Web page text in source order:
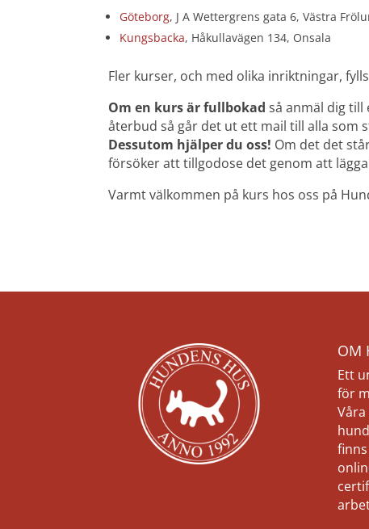
Göteborg, J A Wettergrens gata 6, Västra
Kungsbacka, Håkullavägen 134, Onsala
Fler kurser, och med olika inriktningar,
Om en kurs är fullbokad så anmäl dig
återbud så går det ut ett mail till alla som
Dessutom hjälper du oss! Om det det
försöker att tillgodose det genom att
Varmt välkommen på kurs hos oss på
OM
Ett
för